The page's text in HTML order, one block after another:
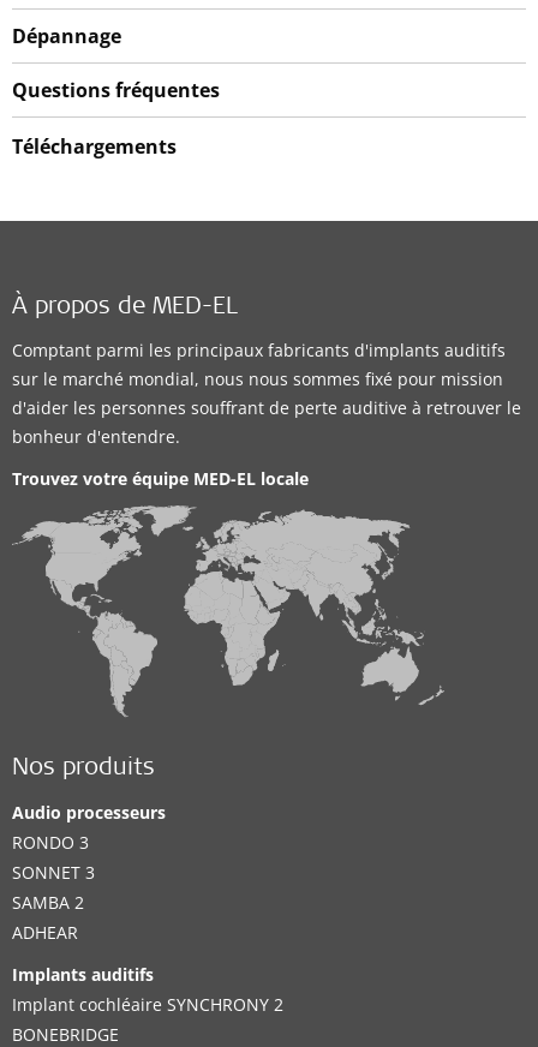
Dépannage
Questions fréquentes
Téléchargements
À propos de MED-EL
Comptant parmi les principaux fabricants d'implants auditifs
sur le marché mondial, nous nous sommes fixé pour mission
d'aider les personnes souffrant de perte auditive à retrouver le
bonheur d'entendre.
Trouvez votre équipe MED-EL locale
Nos produits
Audio processeurs
RONDO 3
SONNET 3
SAMBA 2
ADHEAR
Implants auditifs
Implant cochléaire SYNCHRONY 2
BONEBRIDGE